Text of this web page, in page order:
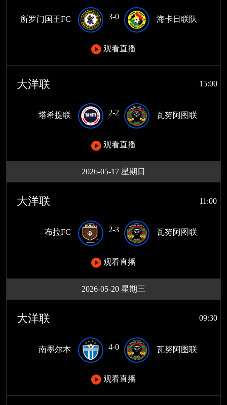
所罗门国王FC 3-0 海卡日联队
观看直播
大洋联 15:00
塔希提联 2-2 瓦努阿图联
观看直播
2026-05-17 星期日
大洋联 11:00
布拉FC 2-3 瓦努阿图联
观看直播
2026-05-20 星期三
大洋联 09:30
南墨尔本 4-0 瓦努阿图联
观看直播